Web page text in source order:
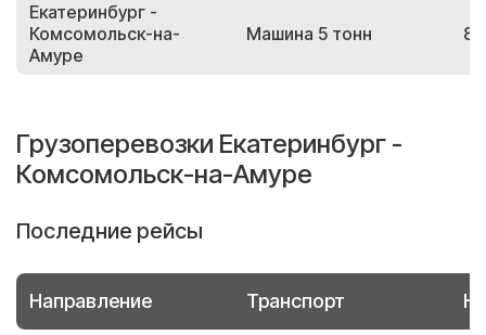
Екатеринбург -
Комсомольск-на-
Амуре
Машина 5 тонн
Грузоперевозки Екатеринбург -
Комсомольск-на-Амуре
Последние рейсы
Направление Транспорт